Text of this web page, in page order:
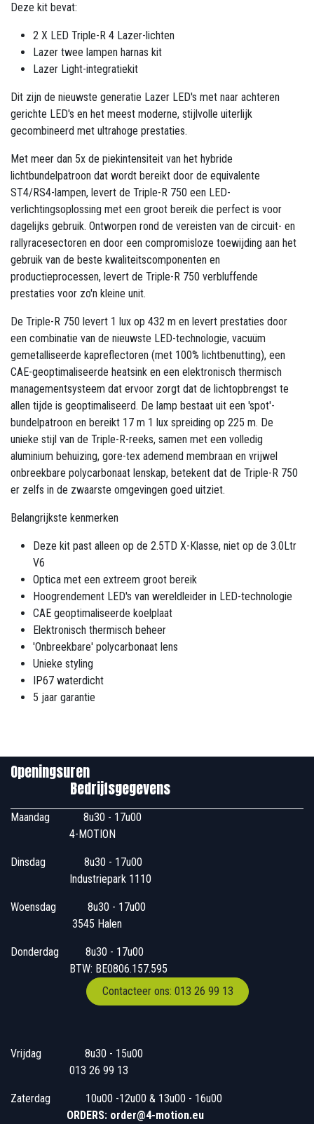
Deze kit bevat:
2 X LED Triple-R 4 Lazer-lichten
Lazer twee lampen harnas kit
Lazer Light-integratiekit
Dit zijn de nieuwste generatie Lazer LED's met naar achteren
gerichte LED's en het meest moderne, stijlvolle uiterlijk
gecombineerd met ultrahoge prestaties.
Met meer dan 5x de piekintensiteit van het hybride
lichtbundelpatroon dat wordt bereikt door de equivalente
ST4/RS4-lampen, levert de Triple-R 750 een LED-
verlichtingsoplossing met een groot bereik die perfect is voor
dagelijks gebruik. Ontworpen rond de vereisten van de circuit- en
rallyracesectoren en door een compromisloze toewijding aan het
gebruik van de beste kwaliteitscomponenten en
productieprocessen, levert de Triple-R 750 verbluffende
prestaties voor zo'n kleine unit.
De Triple-R 750 levert 1 lux op 432 m en levert prestaties door
een combinatie van de nieuwste LED-technologie, vacuüm
gemetalliseerde kapreflectoren (met 100% lichtbenutting), een
CAE-geoptimaliseerde heatsink en een elektronisch thermisch
managementsysteem dat ervoor zorgt dat de lichtopbrengst te
allen tijde is geoptimaliseerd. De lamp bestaat uit een 'spot'-
bundelpatroon en bereikt 17 m 1 lux spreiding op 225 m. De
unieke stijl van de Triple-R-reeks, samen met een volledig
aluminium behuizing, gore-tex ademend membraan en vrijwel
onbreekbare polycarbonaat lenskap, betekent dat de Triple-R 750
er zelfs in de zwaarste omgevingen goed uitziet.
Belangrijkste kenmerken
Deze kit past alleen op de 2.5TD X-Klasse, niet op de 3.0Ltr
V6
Optica met een extreem groot bereik
Hoogrendement LED's van wereldleider in LED-technologie
CAE geoptimaliseerde koelplaat
Elektronisch thermisch beheer
'Onbreekbare' polycarbonaat lens
Unieke styling
IP67 waterdicht
5 jaar garantie
Openingsuren
Bedrijfsgegevens
Maandag
​8u30 - 17u00
4-MOTION
Dinsdag
​8u30 - 17u00
Industriepark 1110
Woensdag
​​​ 8u30 - 17u00
3545 Halen
Donderdag
​​8u30 - 17u00
BTW: BE0806.157.595
Contacteer ons: 013 26 99 13
Vrijdag
​8u30 - 15u00
013 26 99 13
Zaterdag
​10u00 -12u00 & 13u00 - 16u00
ORDERS: order@4-motion.eu